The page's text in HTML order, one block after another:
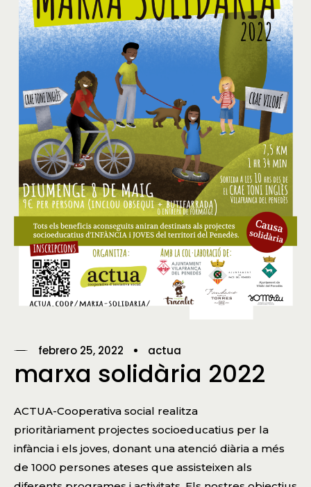
febrero 25, 2022 actua
marxa solidària 2022
ACTUA-Cooperativa social realitza
prioritàriament projectes socioeducatius per la
infància i els joves, donant una atenció diària a més
de 1000 persones ateses que assisteixen als